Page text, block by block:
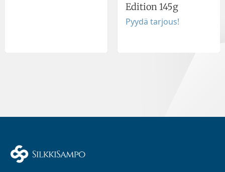
Edition 145g
Pyydä tarjous!